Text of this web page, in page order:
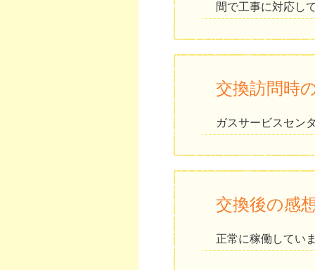
間で工事に対応し
交換訪問時
ガスサービスセン
交換後の感
正常に稼働してい